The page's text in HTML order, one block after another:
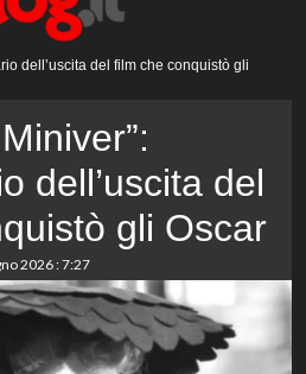
dell’uscita del film che conquistò gli
dell’uscita del
gli Oscar
2026 : 7:27